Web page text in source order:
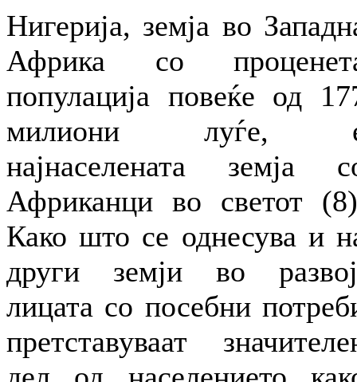
Нигерија, земја во
Африка со
популација повеќе од
милиони луѓе,
најнаселената земја
Африканци во светот
Како што се однесува и
други земји во
лицата со посебни
претставуваат